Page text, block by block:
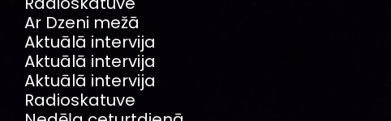
Ar Dzeni mežā
Aktuālā intervija
Aktuālā intervija
Aktuālā intervija
Radioskatuve